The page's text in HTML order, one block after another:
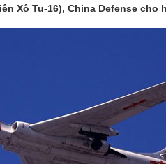
Xô Tu-16), China Defense cho